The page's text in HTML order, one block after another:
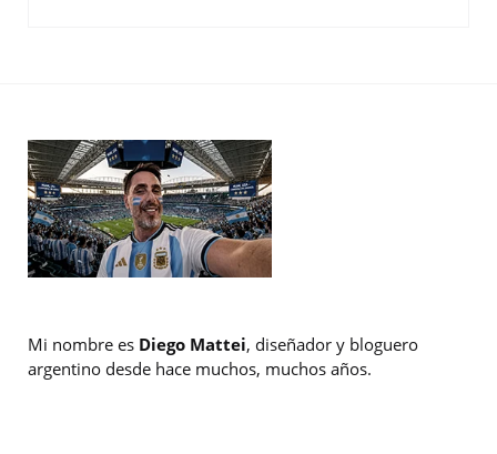
Mi nombre es Diego Mattei, diseñador y bloguero
argentino desde hace muchos, muchos años.